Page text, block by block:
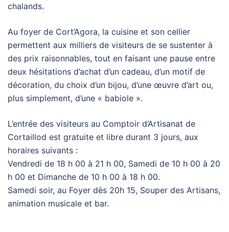
chalands.
Au foyer de Cort’Agora, la cuisine et son cellier
permettent aux milliers de visiteurs de se sustenter à
des prix raisonnables, tout en faisant une pause entre
deux hésitations d’achat d’un cadeau, d’un motif de
décoration, du choix d’un bijou, d’une œuvre d’art ou,
plus simplement, d’une « babiole ».
L’entrée des visiteurs au Comptoir d’Artisanat de
Cortaillod est gratuite et libre durant 3 jours, aux
horaires suivants :
Vendredi de 18 h 00 à 21 h 00, Samedi de 10 h 00 à 20
h 00 et Dimanche de 10 h 00 à 18 h 00.
Samedi soir, au Foyer dès 20h 15, Souper des Artisans,
animation musicale et bar.